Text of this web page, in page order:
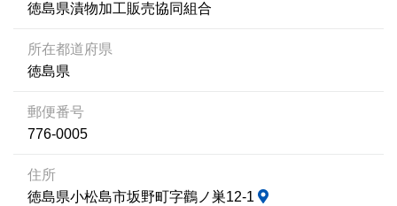
徳島県漬物加工販売協同組合
所在都道府県
徳島県
郵便番号
776-0005
住所
徳島県小松島市坂野町字鸛ノ巣12-1